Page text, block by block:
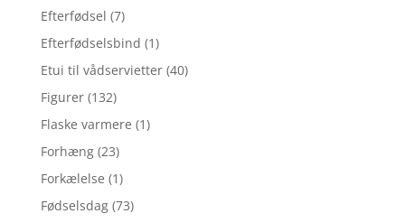
Efterfødsel (7)
Efterfødselsbind (1)
Etui til vådservietter (40)
Figurer (132)
Flaske varmere (1)
Forhæng (23)
Forkælelse (1)
Fødselsdag (73)